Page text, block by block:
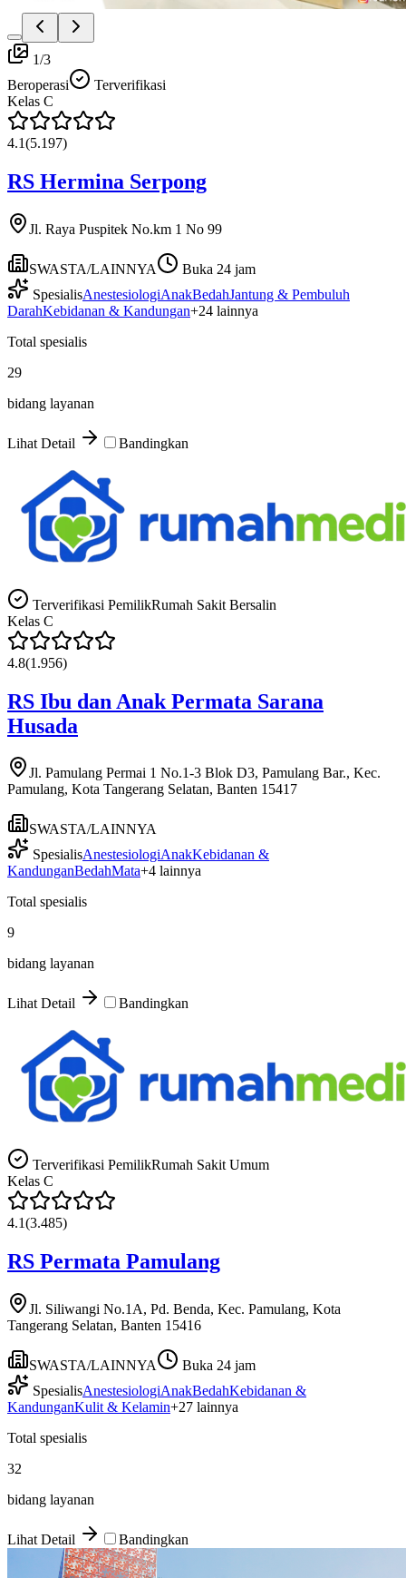
1/3
Beroperasi
Terverifikasi
Kelas C
4.1(5.197)
RS Hermina Serpong
Jl. Raya Puspitek No.km 1 No 99
SWASTA/LAINNYA
Buka 24 jam
SpesialisAnestesiologiAnakBedahJantung & Pembuluh
DarahKebidanan & Kandungan+24 lainnya
Total spesialis
29
bidang layanan
Lihat Detail Bandingkan
Terverifikasi PemilikRumah Sakit Bersalin
Kelas C
4.8(1.956)
RS Ibu dan Anak Permata Sarana
Husada
Jl. Pamulang Permai 1 No.1-3 Blok D3, Pamulang Bar., Kec.
Pamulang, Kota Tangerang Selatan, Banten 15417
SWASTA/LAINNYA
SpesialisAnestesiologiAnakKebidanan &
KandunganBedahMata+4 lainnya
Total spesialis
9
bidang layanan
Lihat Detail Bandingkan
Terverifikasi PemilikRumah Sakit Umum
Kelas C
4.1(3.485)
RS Permata Pamulang
Jl. Siliwangi No.1A, Pd. Benda, Kec. Pamulang, Kota
Tangerang Selatan, Banten 15416
SWASTA/LAINNYA
Buka 24 jam
SpesialisAnestesiologiAnakBedahKebidanan &
KandunganKulit & Kelamin+27 lainnya
Total spesialis
32
bidang layanan
Lihat Detail Bandingkan